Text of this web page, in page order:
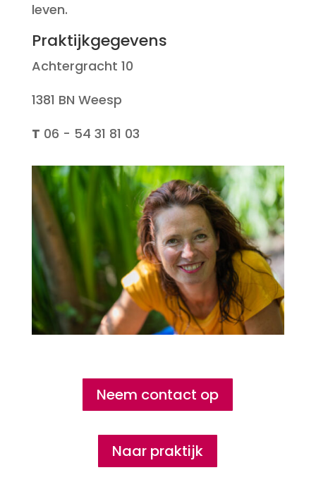
leven.
Praktijkgegevens
Achtergracht 10
1381 BN Weesp
T 06 - 54 31 81 03
Neem contact op
Naar praktijk